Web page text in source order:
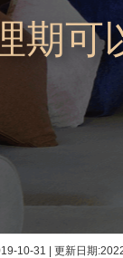
期可
10-31 | 更新日期